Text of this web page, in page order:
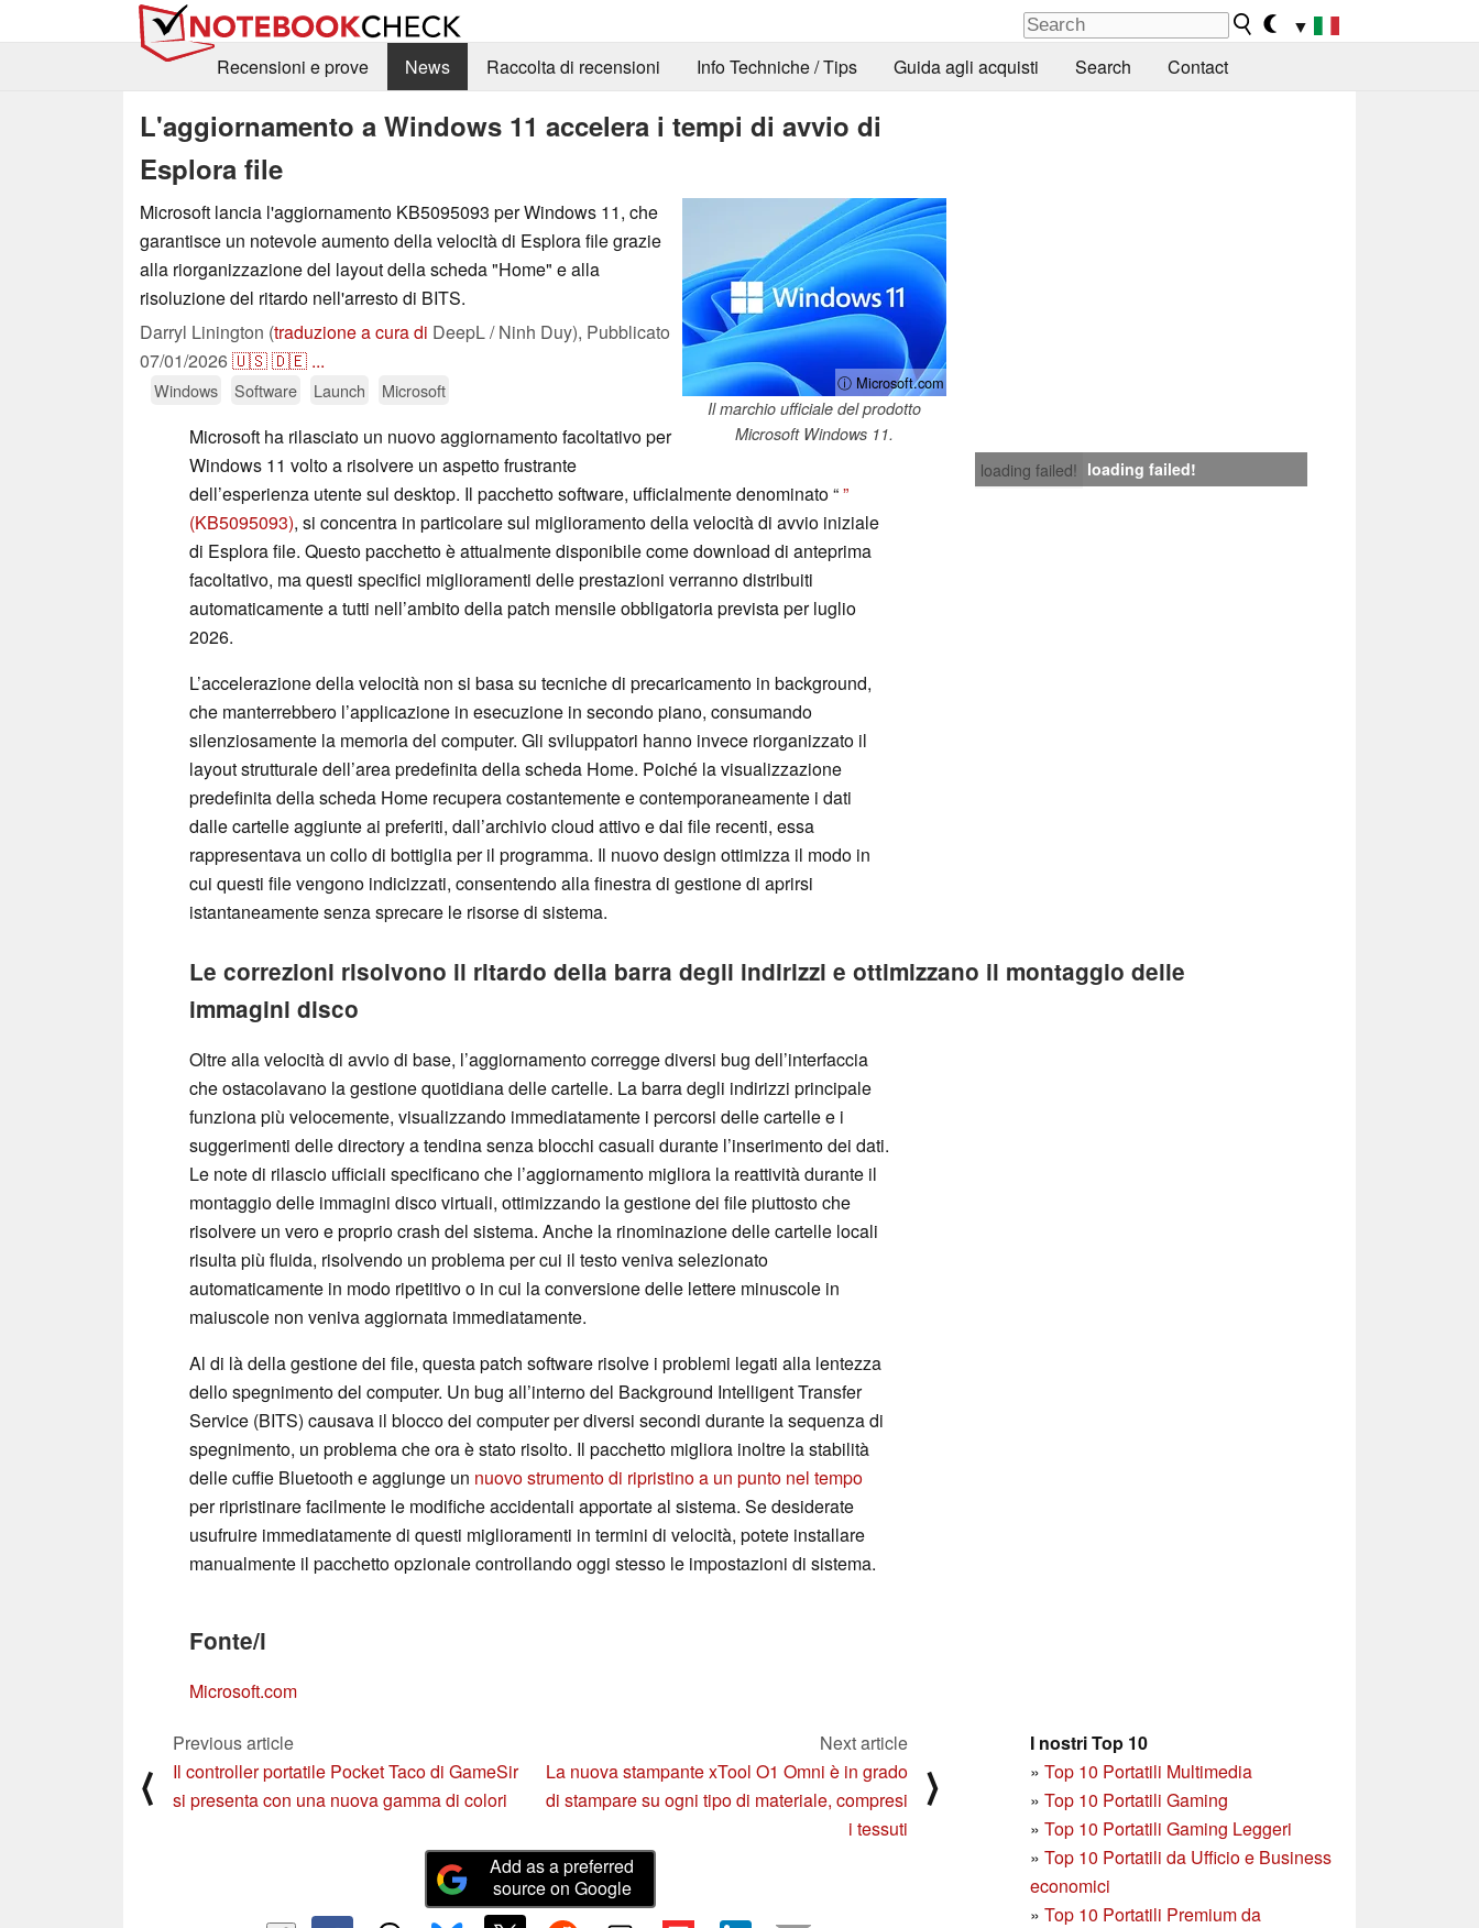
▼
Recensioni e prove
News Raccolta di recensioni Info Techniche / Tips Guida agli acquisti Search Contact
L'aggiornamento a Windows 11 accelera i tempi di avvio di
Esplora file
ⓘ Microsoft.com
Il marchio ufficiale del prodotto
Microsoft Windows 11.
Microsoft lancia l'aggiornamento KB5095093 per Windows 11, che
garantisce un notevole aumento della velocità di Esplora file grazie
alla riorganizzazione del layout della scheda "Home" e alla
risoluzione del ritardo nell'arresto di BITS.
Darryl Linington (traduzione a cura di DeepL / Ninh Duy), Pubblicato
07/01/2026🇺🇸🇩🇪 ...
Windows Software Launch Microsoft
loading failed! loading failed!
Microsoft ha rilasciato un nuovo aggiornamento facoltativo per
Windows 11 volto a risolvere un aspetto frustrante
dell’esperienza utente sul desktop. Il pacchetto software, ufficialmente denominato “”
(KB5095093), si concentra in particolare sul miglioramento della velocità di avvio iniziale
di Esplora file. Questo pacchetto è attualmente disponibile come download di anteprima
facoltativo, ma questi specifici miglioramenti delle prestazioni verranno distribuiti
automaticamente a tutti nell’ambito della patch mensile obbligatoria prevista per luglio
2026.
L’accelerazione della velocità non si basa su tecniche di precaricamento in background,
che manterrebbero l’applicazione in esecuzione in secondo piano, consumando
silenziosamente la memoria del computer. Gli sviluppatori hanno invece riorganizzato il
layout strutturale dell’area predefinita della scheda Home. Poiché la visualizzazione
predefinita della scheda Home recupera costantemente e contemporaneamente i dati
dalle cartelle aggiunte ai preferiti, dall’archivio cloud attivo e dai file recenti, essa
rappresentava un collo di bottiglia per il programma. Il nuovo design ottimizza il modo in
cui questi file vengono indicizzati, consentendo alla finestra di gestione di aprirsi
istantaneamente senza sprecare le risorse di sistema.
Le correzioni risolvono il ritardo della barra degli indirizzi e ottimizzano il montaggio delle
immagini disco
Oltre alla velocità di avvio di base, l’aggiornamento corregge diversi bug dell’interfaccia
che ostacolavano la gestione quotidiana delle cartelle. La barra degli indirizzi principale
funziona più velocemente, visualizzando immediatamente i percorsi delle cartelle e i
suggerimenti delle directory a tendina senza blocchi casuali durante l’inserimento dei dati.
Le note di rilascio ufficiali specificano che l’aggiornamento migliora la reattività durante il
montaggio delle immagini disco virtuali, ottimizzando la gestione dei file piuttosto che
risolvere un vero e proprio crash del sistema. Anche la rinominazione delle cartelle locali
risulta più fluida, risolvendo un problema per cui il testo veniva selezionato
automaticamente in modo ripetitivo o in cui la conversione delle lettere minuscole in
maiuscole non veniva aggiornata immediatamente.
Al di là della gestione dei file, questa patch software risolve i problemi legati alla lentezza
dello spegnimento del computer. Un bug all’interno del Background Intelligent Transfer
Service (BITS) causava il blocco dei computer per diversi secondi durante la sequenza di
spegnimento, un problema che ora è stato risolto. Il pacchetto migliora inoltre la stabilità
delle cuffie Bluetooth e aggiunge un nuovo strumento di ripristino a un punto nel tempo
per ripristinare facilmente le modifiche accidentali apportate al sistema. Se desiderate
usufruire immediatamente di questi miglioramenti in termini di velocità, potete installare
manualmente il pacchetto opzionale controllando oggi stesso le impostazioni di sistema.
Fonte/i
Microsoft.com
I nostri Top 10
» Top 10 Portatili Multimedia
» Top 10 Portatili Gaming
» Top 10 Portatili Gaming Leggeri
» Top 10 Portatili da Ufficio e Business
economici
» Top 10 Portatili Premium da
⟨
Previous article
Il controller portatile Pocket Taco di GameSir
si presenta con una nuova gamma di colori
Next article
La nuova stampante xTool O1 Omni è in grado
di stampare su ogni tipo di materiale, compresi
i tessuti
⟩
Add as a preferred
source on Google